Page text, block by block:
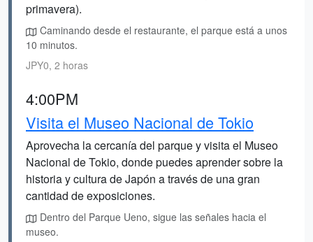
primavera).
Caminando desde el restaurante, el parque está a unos
10 minutos.
JPY0, 2 horas
4:00PM
Visita el Museo Nacional de Tokio
Aprovecha la cercanía del parque y visita el Museo
Nacional de Tokio, donde puedes aprender sobre la
historia y cultura de Japón a través de una gran
cantidad de exposiciones.
Dentro del Parque Ueno, sigue las señales hacia el
museo.